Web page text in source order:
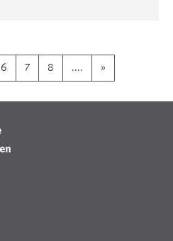
6 7 8 .... »